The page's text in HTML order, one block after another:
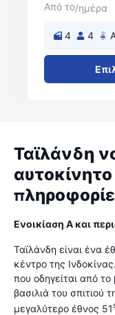
Από το/ημέρα
4 4
Ταϊλάνδη
Ενοικίαση A και
Ταϊλάνδη είναι ένα
κέντρο της
που οδηγείται από
βασιλιά του σπιτιού
μεγαλύτερο έθνος 51